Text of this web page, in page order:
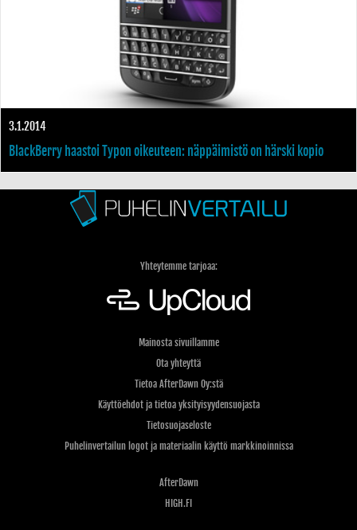
3.1.2014
BlackBerry haastoi Typon oikeuteen: näppäimistö on härski kopio
Yhteytemme tarjoaa:
Mainosta sivuillamme
Ota yhteyttä
Tietoa AfterDawn Oy:stä
Käyttöehdot ja tietoa yksityisyydensuojasta
Tietosuojaseloste
Puhelinvertailun logot ja materiaalin käyttö markkinoinnissa
AfterDawn
HIGH.FI